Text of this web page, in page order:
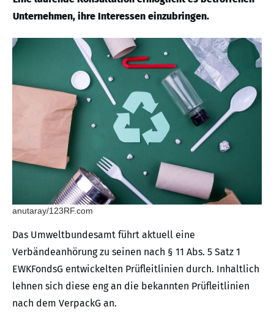
Unternehmen, ihre Interessen einzubringen.
anutaray/123RF.com
Das Umweltbundesamt führt aktuell eine
Verbändeanhörung zu seinen nach § 11 Abs. 5 Satz 1
EWKFondsG entwickelten Prüfleitlinien durch. Inhaltlich
lehnen sich diese eng an die bekannten Prüfleitlinien
nach dem VerpackG an.